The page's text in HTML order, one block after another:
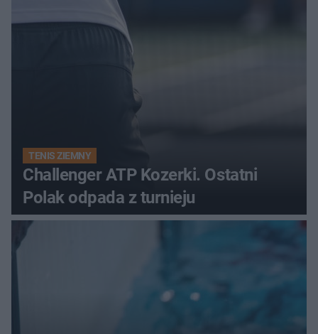
TENIS ZIEMNY
Challenger ATP Kozerki. Ostatni
Polak odpada z turnieju